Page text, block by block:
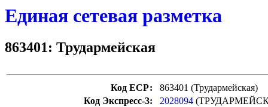
Единая сетевая разметка
863401: Трудармейская
Код ЕСР:
863401 (Трудармейская)
Код Экспресс-3:
2028094